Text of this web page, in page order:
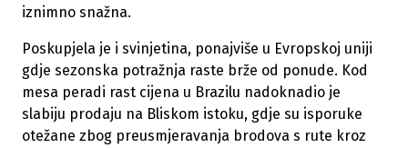
iznimno snažna.
Poskupjela je i svinjetina, ponajviše u Evropskoj uniji
gdje sezonska potražnja raste brže od ponude. Kod
mesa peradi rast cijena u Brazilu nadoknadio je
slabiju prodaju na Bliskom istoku, gdje su isporuke
otežane zbog preusmjeravanja brodova s rute kroz